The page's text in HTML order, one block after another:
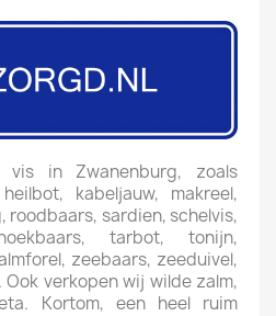
in Zwanenburg, zoals
kabeljauw, makreel,
roodbaars, sardien, schelvis,
tarbot, tonijn,
zeebaars, zeeduivel,
verkopen wij wilde zalm,
Kortom, een heel ruim